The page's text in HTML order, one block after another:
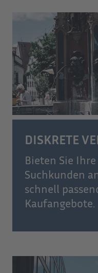
DISKRETE
Bieten Sie
Suchkunden
schnell
Kaufangebote.